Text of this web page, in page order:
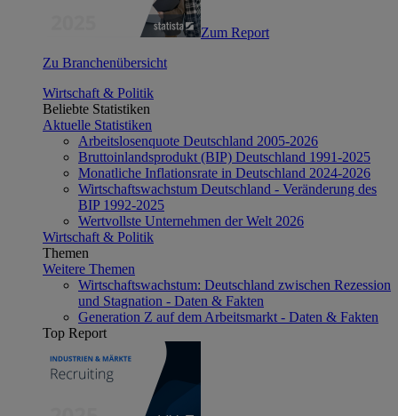
Zum Report
Zu Branchenübersicht
Wirtschaft & Politik
Beliebte Statistiken
Aktuelle Statistiken
Arbeitslosenquote Deutschland 2005-2026
Bruttoinlandsprodukt (BIP) Deutschland 1991-2025
Monatliche Inflationsrate in Deutschland 2024-2026
Wirtschaftswachstum Deutschland - Veränderung des
BIP 1992-2025
Wertvollste Unternehmen der Welt 2026
Wirtschaft & Politik
Themen
Weitere Themen
Wirtschaftswachstum: Deutschland zwischen Rezession
und Stagnation - Daten & Fakten
Generation Z auf dem Arbeitsmarkt - Daten & Fakten
Top Report